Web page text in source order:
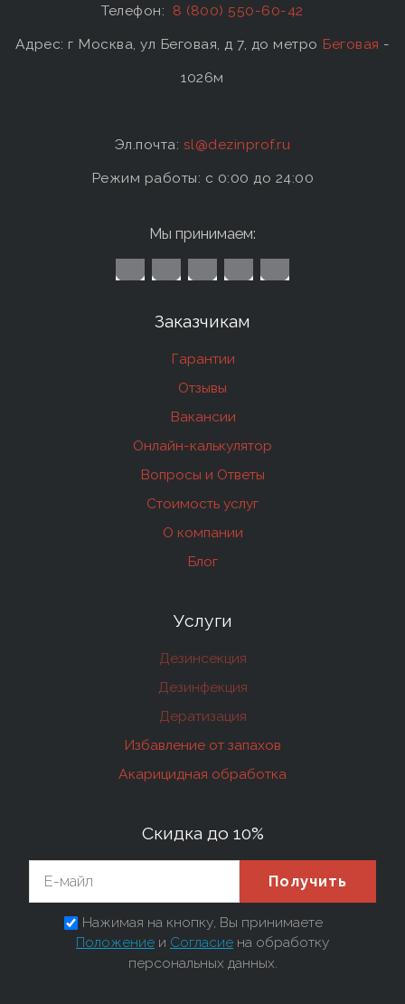
Телефон: 8 (800) 550-60-42
Адрес: г Москва, ул Беговая, д 7, до метро Беговая -
1026м
Эл.почта: sl@dezinprof.ru
Режим работы: c 0:00 до 24:00
Мы принимаем:
Заказчикам
Гарантии
Отзывы
Вакансии
Онлайн-калькулятор
Вопросы и Ответы
Стоимость услуг
О компании
Блог
Услуги
Дезинсекция
Дезинфекция
Дератизация
Избавление от запахов
Акарицидная обработка
Скидка до 10%
Получить
Нажимая на кнопку, Вы принимаете
Положение и Согласие на обработку
персональных данных.